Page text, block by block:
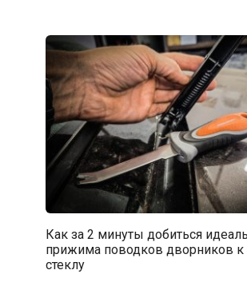
Как за 2 минуты добиться
прижима поводков дворников
стеклу